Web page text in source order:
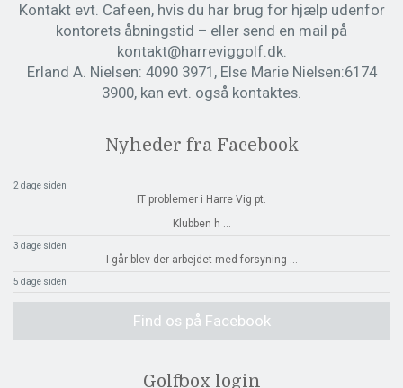
Kontakt evt. Cafeen, hvis du har brug for hjælp udenfor
kontorets åbningstid – eller send en mail på
kontakt@harreviggolf.dk.
Erland A. Nielsen: 4090 3971, Else Marie Nielsen:6174
3900, kan evt. også kontaktes.
Nyheder fra Facebook
2 dage siden
IT problemer i Harre Vig pt.
Klubben h
3 dage siden
I går blev der arbejdet med forsyning
5 dage siden
Find os på Facebook
Golfbox login